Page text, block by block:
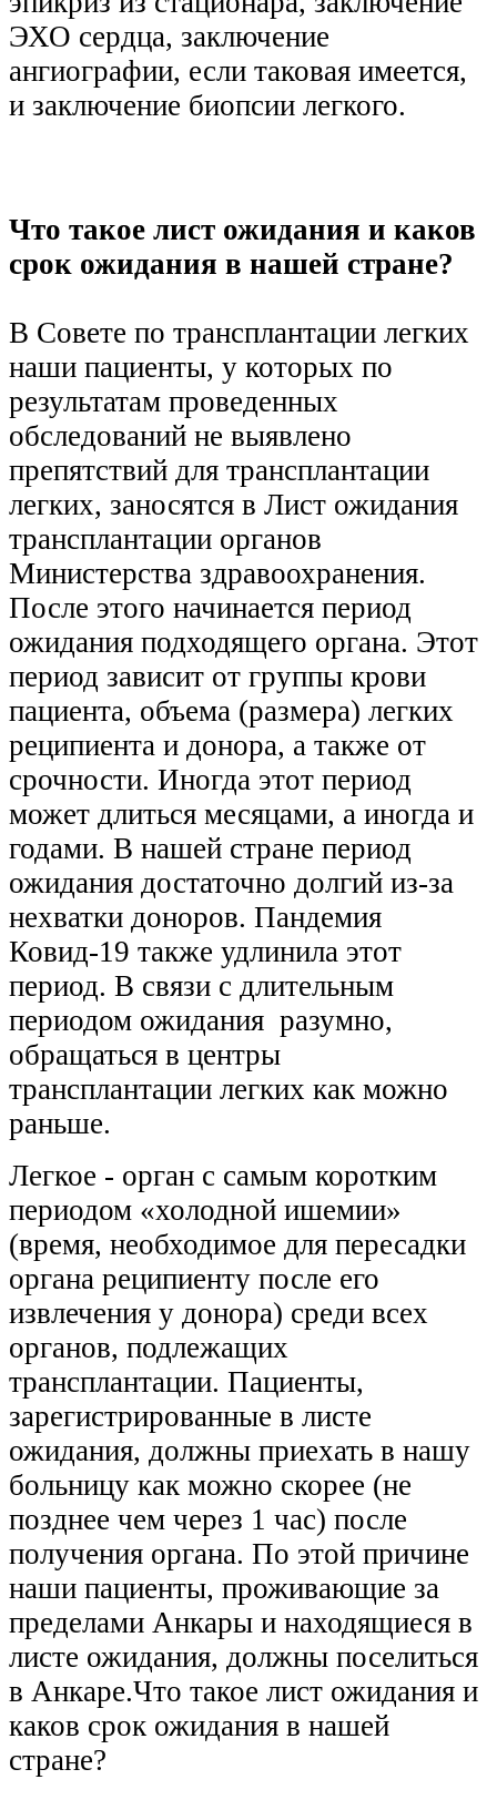
ЭХО сердца, заключение
ангиографии, если таковая имеется,
и заключение биопсии легкого.
Что такое лист ожидания и каков
срок ожидания в нашей стране?
В Совете по трансплантации легких
наши пациенты, у которых по
результатам проведенных
обследований не выявлено
препятствий для трансплантации
легких, заносятся в Лист ожидания
трансплантации органов
Министерства здравоохранения.
После этого начинается период
ожидания подходящего органа. Этот
период зависит от группы крови
пациента, объема (размера) легких
реципиента и донора, а также от
срочности. Иногда этот период
может длиться месяцами, а иногда и
годами. В нашей стране период
ожидания достаточно долгий из-за
нехватки доноров. Пандемия
Ковид-19 также удлинила этот
период. В связи с длительным
периодом ожидания разумно,
обращаться в центры
трансплантации легких как можно
раньше.
Легкое - орган с самым коротким
периодом «холодной ишемии»
(время, необходимое для пересадки
органа реципиенту после его
извлечения у донора) среди всех
органов, подлежащих
трансплантации. Пациенты,
зарегистрированные в листе
ожидания, должны приехать в нашу
больницу как можно скорее (не
позднее чем через 1 час) после
получения органа. По этой причине
наши пациенты, проживающие за
пределами Анкары и находящиеся в
листе ожидания, должны поселиться
в Анкаре.Что такое лист ожидания и
каков срок ожидания в нашей
стране?